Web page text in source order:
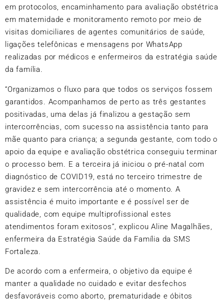
em protocolos, encaminhamento para avaliação obstétrica
em maternidade e monitoramento remoto por meio de
visitas domiciliares de agentes comunitários de saúde,
ligações telefônicas e mensagens por WhatsApp
realizadas por médicos e enfermeiros da estratégia saúde
da família.
“Organizamos o fluxo para que todos os serviços fossem
garantidos. Acompanhamos de perto as três gestantes
positivadas, uma delas já finalizou a gestação sem
intercorrências, com sucesso na assistência tanto para
mãe quanto para criança; a segunda gestante, com todo o
apoio da equipe e avaliação obstétrica conseguiu terminar
o processo bem. E a terceira já iniciou o pré-natal com
diagnóstico de COVID19, está no terceiro trimestre de
gravidez e sem intercorrência até o momento. A
assistência é muito importante e é possível ser de
qualidade, com equipe multiprofissional estes
atendimentos foram exitosos”, explicou Aline Magalhães,
enfermeira da Estratégia Saúde da Família da SMS
Fortaleza.
De acordo com a enfermeira, o objetivo da equipe é
manter a qualidade no cuidado e evitar desfechos
desfavoráveis como aborto, prematuridade e óbitos